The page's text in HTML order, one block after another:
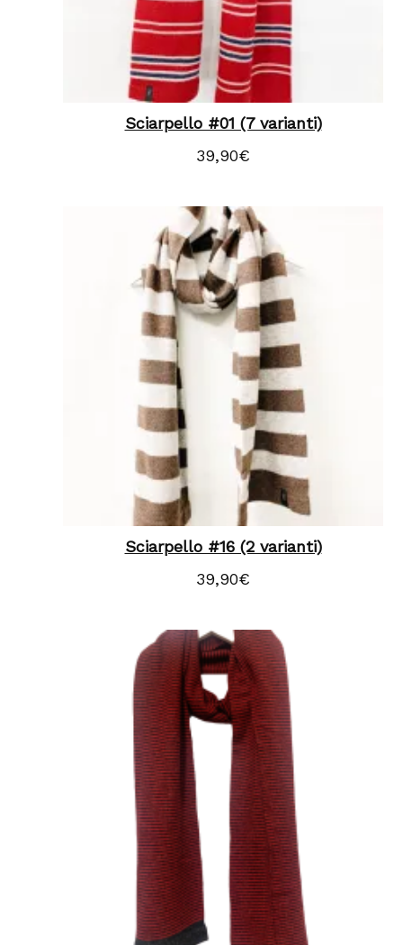
Sciarpello #01 (7 varianti)
39,90€
Sciarpello #16 (2 varianti)
39,90€